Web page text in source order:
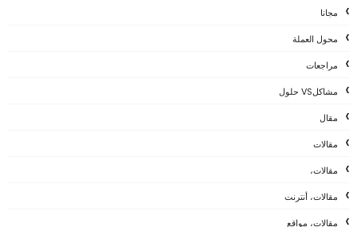
مجانا
محول العملة
مراجعات
مشاكلVS حلول
مقال
مقالات
مقالات،
مقالات، أنترنت
مقالات، مواقع